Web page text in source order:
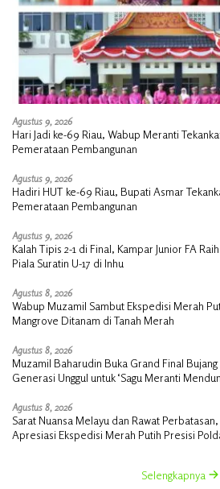
Agustus 9, 2026
Hari Jadi ke-69 Riau, Wabup Meranti
Pemerataan Pembangunan
Agustus 9, 2026
Hadiri HUT ke-69 Riau, Bupati Asmar
Pemerataan Pembangunan
Agustus 9, 2026
Kalah Tipis 2-1 di Final, Kampar Junior FA
Piala Suratin U-17 di Inhu
Agustus 8, 2026
Wabup Muzamil Sambut Ekspedisi Merah
Mangrove Ditanam di Tanah Merah
Agustus 8, 2026
Muzamil Baharudin Buka Grand Final
Generasi Unggul untuk ‘Sagu Meranti
Agustus 8, 2026
Sarat Nuansa Melayu dan Rawat
Apresiasi Ekspedisi Merah Putih Presisi
Selengkapnya